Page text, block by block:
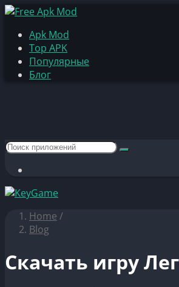
Apk Mod
Top APK
Популярные
Блог
Home /
Blog
Скачать игру